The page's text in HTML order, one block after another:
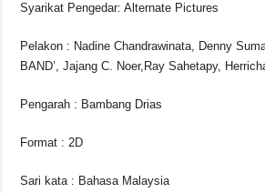
Syarikat Pengedar: Alternate Pictures
Pelakon : Nadine Chandrawinata, Denny
BAND’, Jajang C. Noer,Ray Sahetapy,
Pengarah : Bambang Drias
Format : 2D
Sari kata : Bahasa Malaysia